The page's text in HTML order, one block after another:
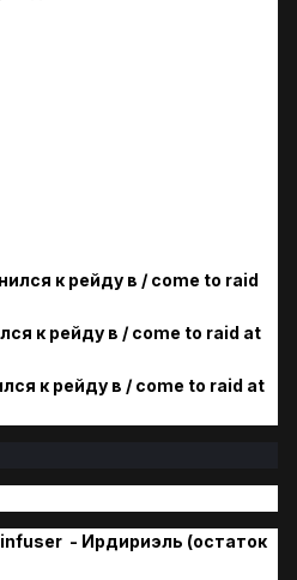
к рейду в / come to raid
к рейду в / come to raid at
к рейду в / come to raid at
- Ирдириэль (остаток